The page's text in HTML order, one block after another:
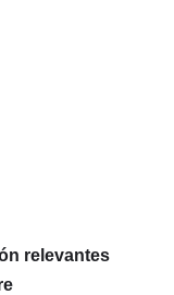
relevantes